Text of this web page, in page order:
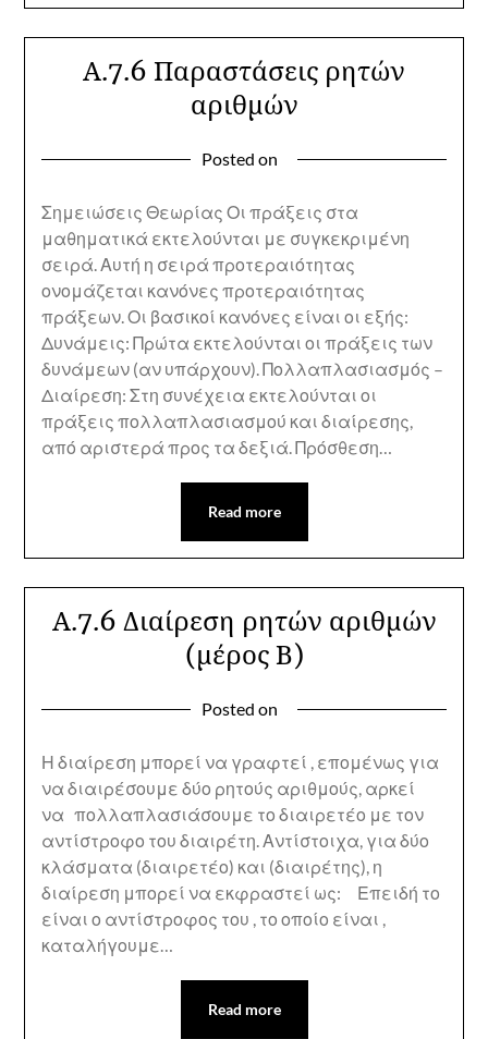
Α.7.6 Παραστάσεις ρητών
αριθμών
Posted on
Σημειώσεις Θεωρίας Οι πράξεις στα
μαθηματικά εκτελούνται με συγκεκριμένη
σειρά. Αυτή η σειρά προτεραιότητας
ονομάζεται κανόνες προτεραιότητας
πράξεων. Οι βασικοί κανόνες είναι οι εξής:
Δυνάμεις: Πρώτα εκτελούνται οι πράξεις των
δυνάμεων (αν υπάρχουν). Πολλαπλασιασμός –
Διαίρεση: Στη συνέχεια εκτελούνται οι
πράξεις πολλαπλασιασμού και διαίρεσης,
από αριστερά προς τα δεξιά. Πρόσθεση…
Read more
Α.7.6 Διαίρεση ρητών αριθμών
(μέρος Β)
Posted on
Η διαίρεση μπορεί να γραφτεί , επομένως για
να διαιρέσουμε δύο ρητούς αριθμούς, αρκεί
να πολλαπλασιάσουμε το διαιρετέο με τον
αντίστροφο του διαιρέτη. Αντίστοιχα, για δύο
κλάσματα (διαιρετέο) και (διαιρέτης), η
διαίρεση μπορεί να εκφραστεί ως: Επειδή το
είναι ο αντίστροφος του , το οποίο είναι ,
καταλήγουμε…
Read more